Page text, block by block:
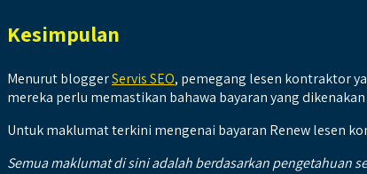
Kesimpulan
Menurut bloggerServis SEO, pemegang lesen kontraktor
mereka perlu memastikan bahawa bayaran yang
Untuk maklumat terkini mengenai bayaran Renew lesen
Semua maklumat di sini adalah berdasarkan pengetahuan